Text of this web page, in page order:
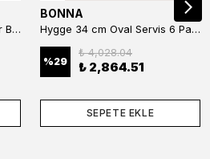
optimus mutfak supermıkser Bar Konteyner 6'lı 50×16×9 cm Kapaklı Polikarbon Organizer Bar & Kafe
BONNA
Hygge 34 cm Oval Servis 6 Parça
%29
₺ 4,028.04
₺ 2,864.51
SEPETE EKLE